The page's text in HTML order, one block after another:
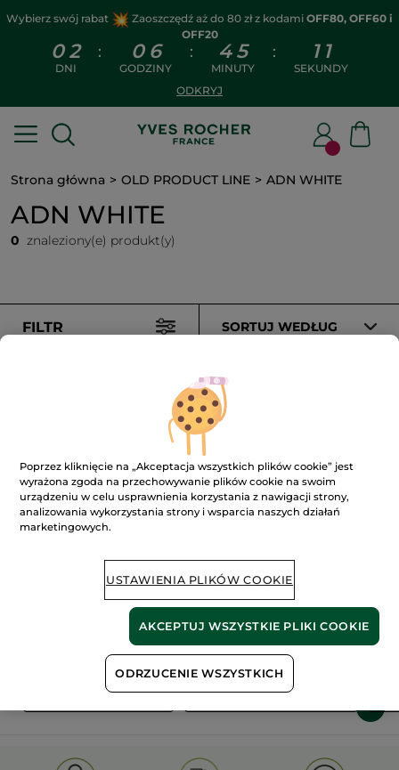
Wybierz swój rabat Zaoszczędź aż do 80 zł z kodami OFF80, OFF60 i
OFF20
0 2
DNI
: 0 6
GODZINY
: 4 5
MINUTY
: 1 1
SEKUNDY
ODKRYJ
Strona główna OLD PRODUCT LINE ADN WHITE
ADN WHITE
0 znaleziony(e) produkt(y)
FILTR SORTUJ WEDŁUG
roślinne
pól organicznych
Pokaż więcej
OLD PRODUCT LINE LES DEODORANTS NAT.
Poprzez kliknięcie na „Akceptacja wszystkich plików cookie” jest
wyrażona zgoda na przechowywanie plików cookie na swoim
urządzeniu w celu usprawnienia korzystania z nawigacji strony,
analizowania wykorzystania strony i wsparcia naszych działań
marketingowych.
USTAWIENIA PLIKÓW COOKIE
ODRZUCENIE WSZYSTKICH
AKCEPTUJ WSZYSTKIE PLIKI COOKIE